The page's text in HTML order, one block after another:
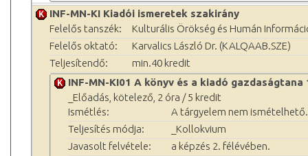
INF-MN-KI Kiadói ismeretek szakirány
Felelős tanszék:
Kulturális Örökség és Humán
Felelős oktató:
Karvalics László Dr. (KALQAAB.SZE)
Teljesítendő:
min.40 kredit
INF-MN-KI01 A könyv és a kiadó
_Előadás, kötelező, 2 óra / 5 kredit
Ismétlés:
A tárgyelem nem ismételhető.
Teljesítés módja:
_Kollokvium
Javasolt felvétele:
a képzés 2. félévében.